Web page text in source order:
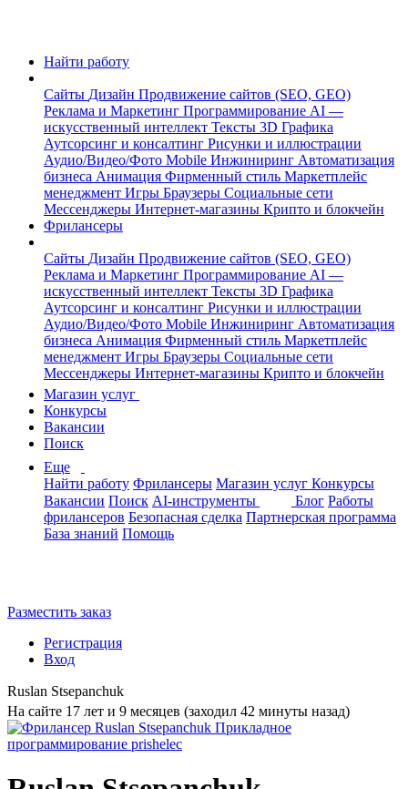
Найти работу
Сайты Дизайн Продвижение сайтов (SEO, GEO)
Реклама и Маркетинг Программирование AI —
искусственный интеллект Тексты 3D Графика
Аутсорсинг и консалтинг Рисунки и иллюстрации
Аудио/Видео/Фото Mobile Инжиниринг Автоматизация
бизнеса Анимация Фирменный стиль Маркетплейс
менеджмент Игры Браузеры Социальные сети
Мессенджеры Интернет-магазины Крипто и блокчейн
Фрилансеры
Сайты Дизайн Продвижение сайтов (SEO, GEO)
Реклама и Маркетинг Программирование AI —
искусственный интеллект Тексты 3D Графика
Аутсорсинг и консалтинг Рисунки и иллюстрации
Аудио/Видео/Фото Mobile Инжиниринг Автоматизация
бизнеса Анимация Фирменный стиль Маркетплейс
менеджмент Игры Браузеры Социальные сети
Мессенджеры Интернет-магазины Крипто и блокчейн
Магазин услуг
Конкурсы
Вакансии
Поиск
Еще
Найти работу Фрилансеры Магазин услуг Конкурсы
Вакансии Поиск AI-инструменты Блог Работы
фрилансеров Безопасная сделка Партнерская программа
База знаний Помощь
Разместить заказ
Регистрация
Вход
Ruslan Stsepanchuk
На сайте 17 лет и 9 месяцев (заходил 42 минуты назад)